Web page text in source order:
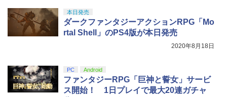
本日発売
ダークファンタジーアクションRPG「Mo
rtal Shell」のPS4版が本日発売
2020年8月18日
PC Android
ファンタジーRPG「巨神と誓女」サービ
ス開始！ 1日プレイで最大20連ガチャ